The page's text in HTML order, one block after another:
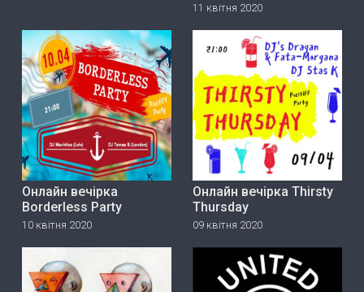
11 квітня 2020
Онлайн вечірка
Borderless Party
10 квітня 2020
Онлайн вечірка Thirsty
Thursday
09 квітня 2020